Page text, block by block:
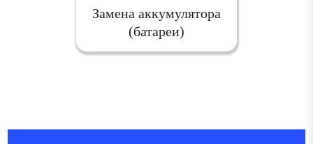
Замена аккумулятора
(батареи)